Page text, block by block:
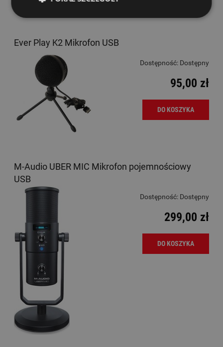
Ever Play K2 Mikrofon USB
Dostępność: Dostępny
95,00 zł
DO KOSZYKA
M-Audio UBER MIC Mikrofon pojemnościowy
USB
Dostępność: Dostępny
299,00 zł
DO KOSZYKA